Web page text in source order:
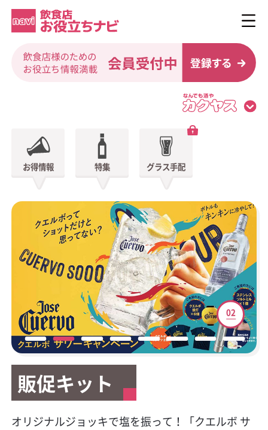
お得情報 特集 グラス手配
販促キット
今大人気のプレミアムテキーラの販促物が貰え
01
販促キット
オリジナルジョッキで塩を振って！「クエルボ サ
02
新サービスご案内
カクヤスで廃食用油の回収サービスを始めまし
03
テイクアウト容器
テイクアウトやデリバリーに大活躍！小ロットか
04
マイレージキャンペーン
対象商品のポイントシールを集めて応募！お好き
05
公式Facebookページ開
設
06
HACCP（ハサップ）と
は？
07
キラシャン特集
キラキラボトルで映えるパリピ酒！オシャレなス
08